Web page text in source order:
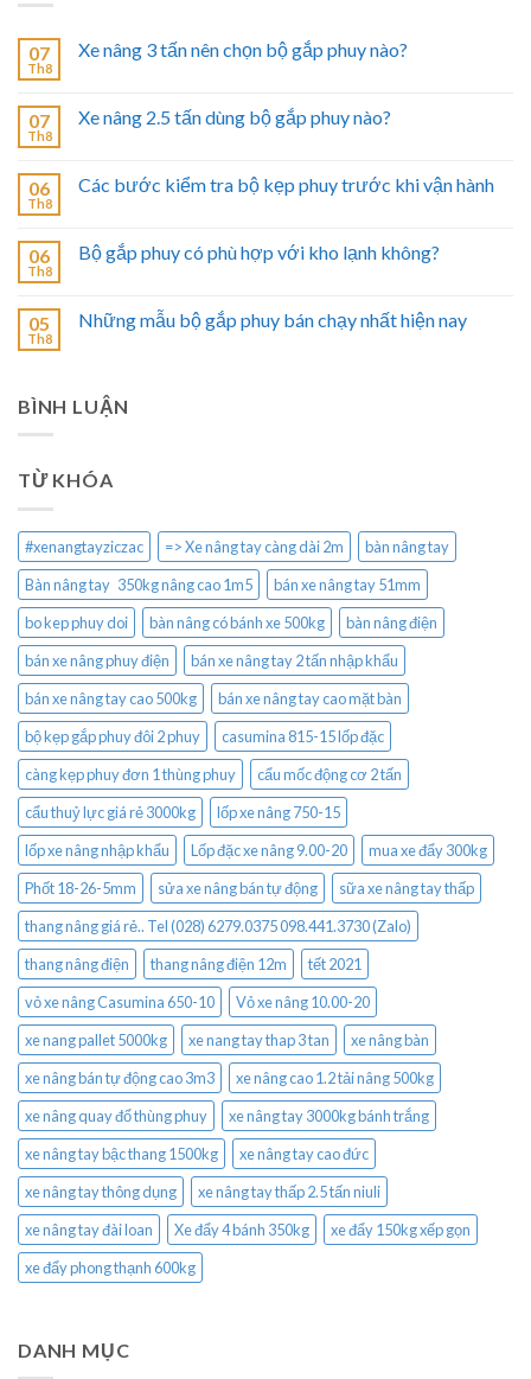
07
Th8
Xe nâng 3 tấn nên chọn bộ gắp phuy nào?
07
Th8
Xe nâng 2.5 tấn dùng bộ gắp phuy nào?
06
Th8
Các bước kiểm tra bộ kẹp phuy trước khi vận hành
06
Th8
Bộ gắp phuy có phù hợp với kho lạnh không?
05
Th8
Những mẫu bộ gắp phuy bán chạy nhất hiện nay
BÌNH LUẬN
TỪ KHÓA
#xenangtayziczac => Xe nâng tay càng dài 2m
bàn nâng tay
Bàn nâng tay 350kg nâng cao 1m5
bán xe nâng tay 51mm
bo kep phuy doi
bàn nâng có bánh xe 500kg
bàn nâng điện
bán xe nâng phuy điện
bán xe nâng tay 2 tấn nhập khẩu
bán xe nâng tay cao 500kg
bán xe nâng tay cao mặt bàn
bộ kẹp gắp phuy đôi 2 phuy
casumina 815-15 lốp đặc
càng kẹp phuy đơn 1 thùng phuy
cẩu mốc động cơ 2 tấn
cẩu thuỷ lực giá rẻ 3000kg
lốp xe nâng 750-15
lốp xe nâng nhập khẩu
Lốp đặc xe nâng 9.00-20
mua xe đẩy 300kg
Phốt 18-26-5mm
sửa xe nâng bán tự động
sữa xe nâng tay thấp
thang nâng giá rẻ.. Tel (028) 6279.0375 098.441.3730 (Zalo)
thang nâng điện
thang nâng điện 12m
tết 2021
vỏ xe nâng Casumina 650-10
Vỏ xe nâng 10.00-20
xe nang pallet 5000kg
xe nang tay thap 3 tan
xe nâng bàn
xe nâng bán tự động cao 3m3
xe nâng cao 1.2 tải nâng 500kg
xe nâng quay đổ thùng phuy
xe nâng tay 3000kg bánh trắng
xe nâng tay bậc thang 1500kg
xe nâng tay cao đức
xe nâng tay thông dụng
xe nâng tay thấp 2.5 tấn niuli
xe nâng tay đài loan
Xe đẩy 4 bánh 350kg
xe đẩy 150kg xếp gọn
xe đẩy phong thạnh 600kg
DANH MỤC